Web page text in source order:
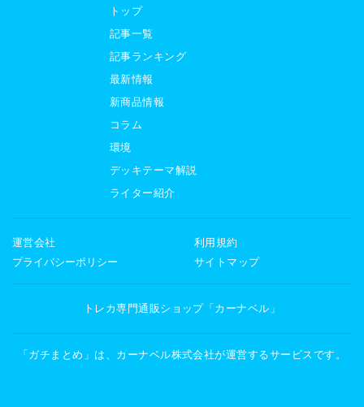
トップ
記事一覧
記事ランキング
最新情報
新商品情報
コラム
環境
デッキテーマ解説
ライター紹介
運営会社
利用規約
プライバシーポリシー
サイトマップ
トレカ専門通販ショップ「カーナベル」
「ガチまとめ」は、カーナベル株式会社が運営するサービスです。